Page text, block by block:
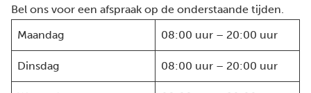
Bel ons voor een afspraak op de onderstaande tijden.
Maandag
08:00 uur – 20:00 uur
Dinsdag 08:00 uur – 20:00 uur